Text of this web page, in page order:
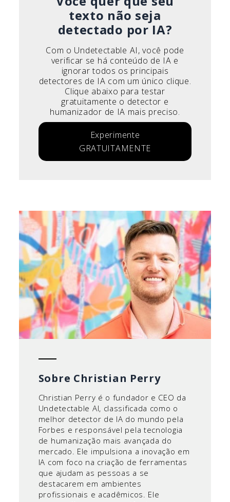
texto não seja
detectado por IA?
Com o Undetectable AI, você pode
verificar se há conteúdo de IA e
ignorar todos os principais
detectores de IA com um único clique.
Clique abaixo para testar
gratuitamente o detector e
humanizador de IA mais preciso.
Experimente
GRATUITAMENTE
Sobre Christian Perry
Christian Perry é o fundador e CEO da
Undetectable AI, classificada como o
melhor detector de IA do mundo pela
Forbes e responsável pela tecnologia
de humanização mais avançada do
mercado. Ele impulsiona a inovação em
IA com foco na criação de ferramentas
que ajudam as pessoas a se
destacarem em ambientes
profissionais e acadêmicos. Ele